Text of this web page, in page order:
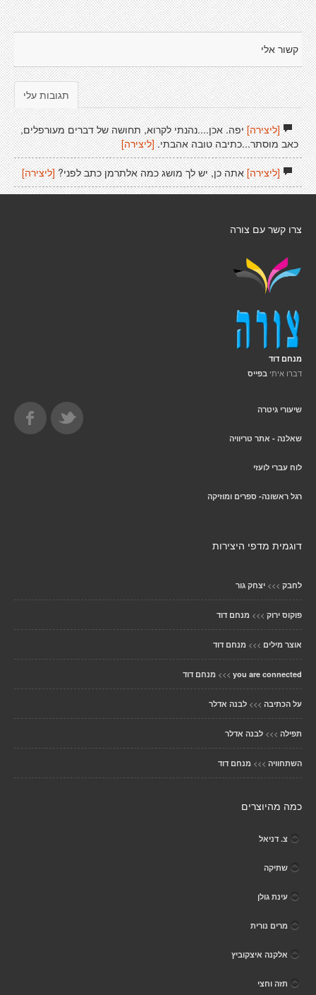
קשור אלי
תגובות עלי
[ליצירה]יפה. אכן....נהנתי לקרוא, תחושה של דברים מעורפלים,
כאב מוסתר...כתיבה טובה אהבתי. [ליצירה]
[ליצירה]אתה כן, יש לך מושג כמה אלתרמן כתב לפני? [ליצירה]
צרו קשר עם צורה
מנחם דוד
דברו איתי בפייס
שיעורי גיטרה
שאלנה - אתר טריוויה
לוח עברי לועזי
רגל ראשונה- ספרים ומוזיקה
דוגמית מדפי היצירות
לחבק >>> יצחק גור
פוקוס ירוק >>> מנחם דוד
אוצר מילים >>> מנחם דוד
you are connected
>>> מנחם דוד
על הכתיבה >>> לבנה אדלר
תפילה >>> לבנה אדלר
השתחוויה >>> מנחם דוד
כמה מהיוצרים
צ. דניאל
שתיקה
עינת גולן
מרים נורית
אלקנה איצקוביץ
תזה וחצי